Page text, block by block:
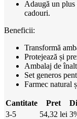
Adaugă un plus
cadouri.
Beneficii:
Transformă
Protejează și
Ambalaj de
Set generos
Farmec natural
Cantitate Pret
3-5
54,32 lei